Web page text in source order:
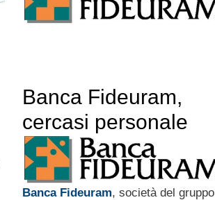
Banca Fideuram,
cercasi personale
Banca Fideuram, società del gruppo